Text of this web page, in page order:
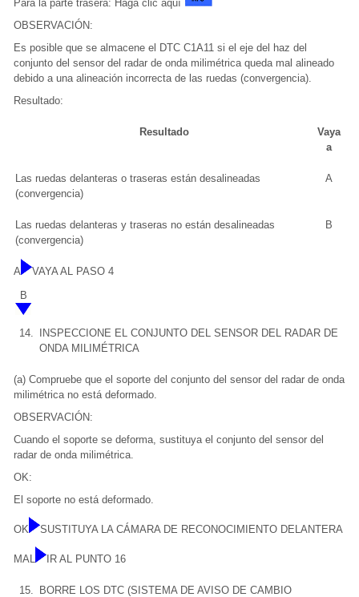
Para la parte trasera: Haga clic aquí
OBSERVACIÓN:
Es posible que se almacene el DTC C1A11 si el eje del haz del
conjunto del sensor del radar de onda milimétrica queda mal alineado
debido a una alineación incorrecta de las ruedas (convergencia).
Resultado:
Resultado
Vaya
a
Las ruedas delanteras o traseras están desalineadas
(convergencia)
A
Las ruedas delanteras y traseras no están desalineadas
(convergencia)
B
A
VAYA AL PASO 4
B
14.
INSPECCIONE EL CONJUNTO DEL SENSOR DEL RADAR DE
ONDA MILIMÉTRICA
(a) Compruebe que el soporte del conjunto del sensor del radar de onda
milimétrica no está deformado.
OBSERVACIÓN:
Cuando el soporte se deforma, sustituya el conjunto del sensor del
radar de onda milimétrica.
OK:
El soporte no está deformado.
OK SUSTITUYA LA CÁMARA DE RECONOCIMIENTO DELANTERA
MAL IR AL PUNTO 16
15.
BORRE LOS DTC (SISTEMA DE AVISO DE CAMBIO